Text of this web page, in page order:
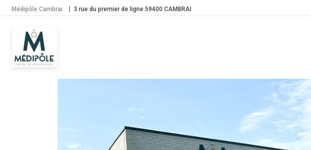
Médipôle Cambrai 3 rue du premier de ligne 59400 CAMBRAI